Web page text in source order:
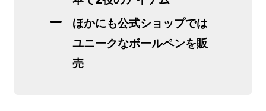
ほかにも公式ショップでは
ユニークなボールペンを販
売